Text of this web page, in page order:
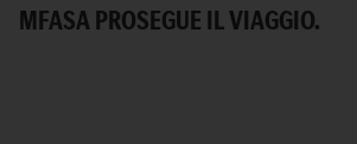
MFASA PROSEGUE IL VIAGGIO.